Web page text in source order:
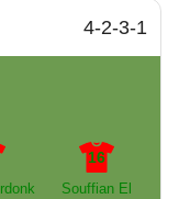
4-2-3-1
16
Souffian El